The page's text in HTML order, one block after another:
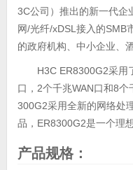
3C公司）推出的新一代企
网/光纤/xDSL接入的SMB
的政府机构、中小企业、
H3C ER8300G2采用
口，2个千兆WAN口和8
300G2采用全新的网络处
品，ER8300G2是一个理
产品规格：